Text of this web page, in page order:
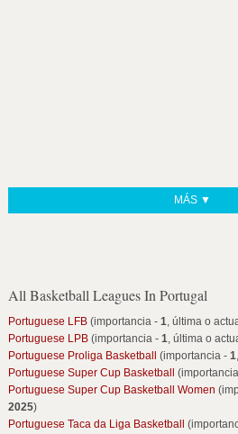
MÁS ▼
All Basketball Leagues In Portugal
Portuguese LFB(importancia - 1, última o
Portuguese LPB(importancia - 1, última o
Portuguese Proliga Basketball
(importancia - 1
Portuguese Super Cup Basketball
Portuguese Super Cup Basketball Women
2025)
Portuguese Taca da Liga Basketball